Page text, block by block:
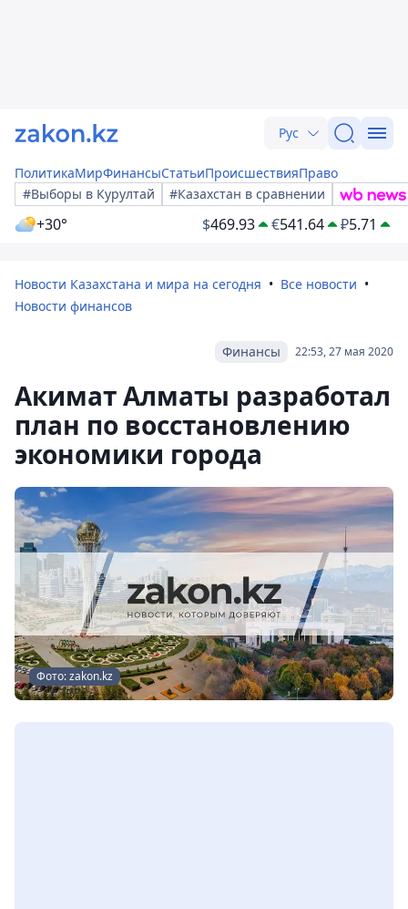
Рус
ПолитикаМирФинансыСтатьиПроисшествияПраво
#Выборы в Курултай
#Казахстан в сравнении
+30° $469.93 €541.64 ₽5.71
Новости Казахстана и мира на сегодня
Все новости
Новости финансов
22:53, 27 мая 2020
Финансы
Акимат Алматы разработал
план по восстановлению
экономики города
Фото: zakon.kz